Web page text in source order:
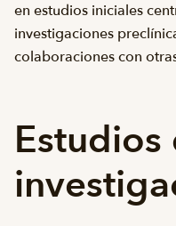
en estudios iniciales
investigaciones
colaboraciones con
Estudios